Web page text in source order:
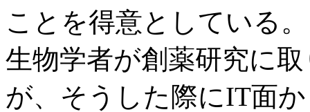
ことを得意としている
生物学者が創薬研究に
が、そうした際にIT面